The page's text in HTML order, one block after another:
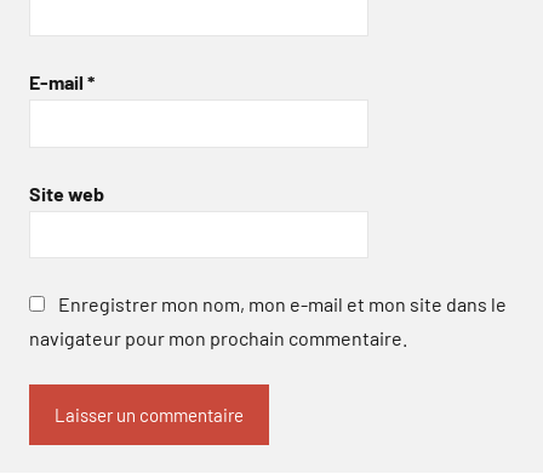
E-mail *
Site web
Enregistrer mon nom, mon e-mail et mon site dans le
navigateur pour mon prochain commentaire.